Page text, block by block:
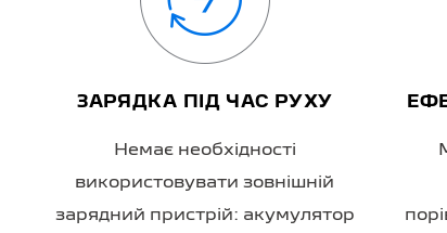
ЗАРЯДКА ПІД ЧАС РУХУ
Немає необхідності
використовувати зовнішній
зарядний пристрій: акумулятор